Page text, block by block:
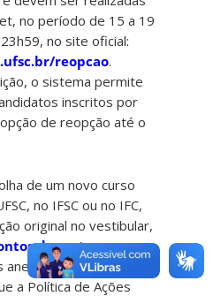
no período de 15 a 19
no site oficial:
reopcao.
o sistema permite
inscritos por
de reopção até o
de um novo curso
no IFSC ou no IFC,
original no vestibular,
de corte por
anexos do edital. A
a Política de Ações